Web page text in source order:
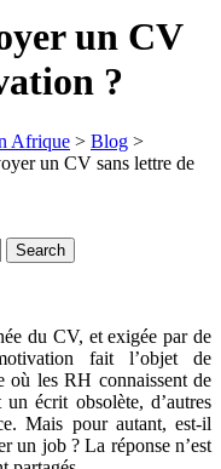
un CV
?
Afrique > Blog >
un CV sans lettre de
Search
du CV, et exigée par de
fait l’objet de
où les RH connaissent de
écrit obsolète, d’autres
Mais pour autant, est-il
un job ? La réponse n’est